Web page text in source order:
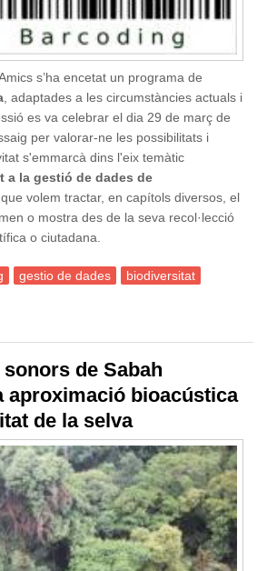
s’ha encetat un programa de
, adaptades a les circumstàncies actuals i
es va celebrar el dia 29 de març de
per valorar-ne les possibilitats i
s'emmarcà dins l'eix temàtic
a la gestió de dades de
volem tractar, en capítols diversos, el
o mostra des de la seva recol·lecció
o ciutadana.
gestio de dades
biodiversitat
de Sabah
aproximació bioacústica
de la selva